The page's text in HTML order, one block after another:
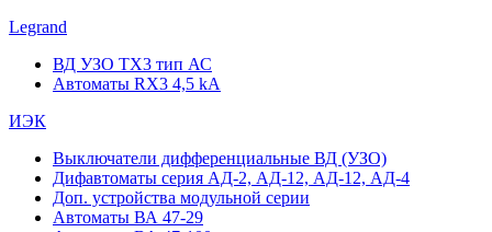
Legrand
ВД УЗО TX3 тип АС
Автоматы RX3 4,5 kA
ИЭК
Выключатели дифференциальные ВД (УЗО)
Дифавтоматы серия АД-2, АД-12, АД-12, АД-4
Доп. устройства модульной серии
Автоматы ВА 47-29